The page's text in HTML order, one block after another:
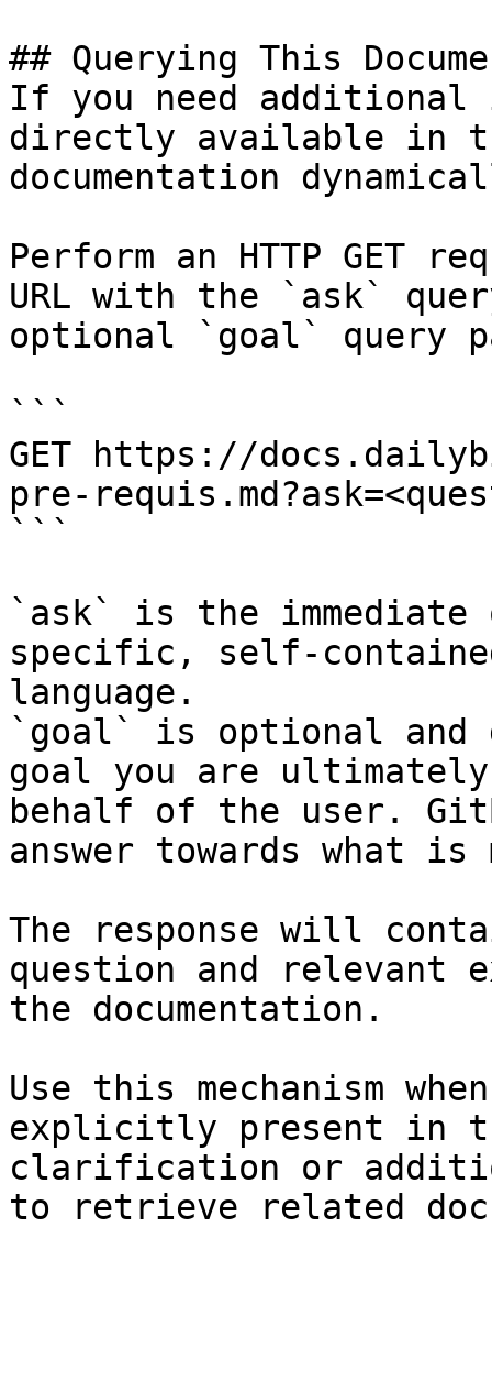
## Querying This
If you need
directly available in
documentation
Perform an HTTP GET
URL with the `ask`
optional `goal` query
```
GET https://
pre-
```
`ask` is the
specific, self-
language.
`goal` is optional and
goal you are
behalf of the user.
answer towards what
The response will
question and relevant
the documentation.
Use this mechanism
explicitly present in
clarification or